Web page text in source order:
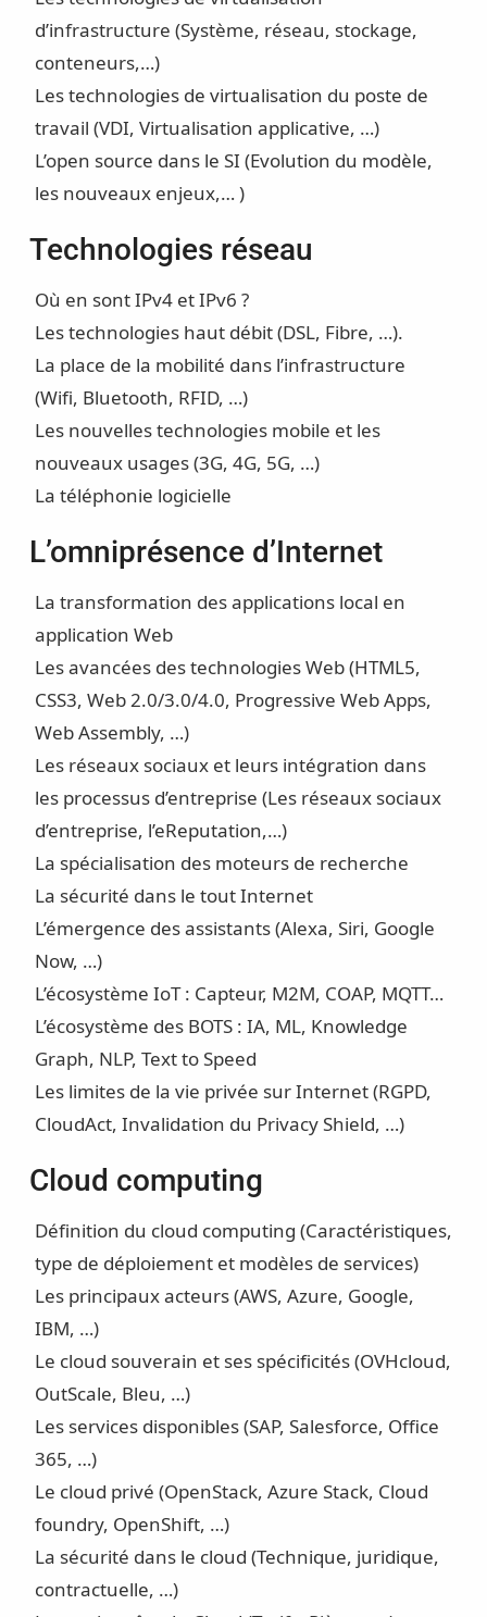
d’infrastructure (Système, réseau, stockage,
conteneurs,…)
Les technologies de virtualisation du poste de
travail (VDI, Virtualisation applicative, …)
L’open source dans le SI (Evolution du modèle,
les nouveaux enjeux,… )
Technologies réseau
Où en sont IPv4 et IPv6 ?
Les technologies haut débit (DSL, Fibre, …).
La place de la mobilité dans l’infrastructure
(Wifi, Bluetooth, RFID, …)
Les nouvelles technologies mobile et les
nouveaux usages (3G, 4G, 5G, …)
La téléphonie logicielle
L’omniprésence d’Internet
La transformation des applications local en
application Web
Les avancées des technologies Web (HTML5,
CSS3, Web 2.0/3.0/4.0, Progressive Web Apps,
Web Assembly, …)
Les réseaux sociaux et leurs intégration dans
les processus d’entreprise (Les réseaux sociaux
d’entreprise, l’eReputation,…)
La spécialisation des moteurs de recherche
La sécurité dans le tout Internet
L’émergence des assistants (Alexa, Siri, Google
Now, …)
L’écosystème IoT : Capteur, M2M, COAP, MQTT…
L’écosystème des BOTS : IA, ML, Knowledge
Graph, NLP, Text to Speed
Les limites de la vie privée sur Internet (RGPD,
CloudAct, Invalidation du Privacy Shield, …)
Cloud computing
Définition du cloud computing (Caractéristiques,
type de déploiement et modèles de services)
Les principaux acteurs (AWS, Azure, Google,
IBM, …)
Le cloud souverain et ses spécificités (OVHcloud,
OutScale, Bleu, …)
Les services disponibles (SAP, Salesforce, Office
365, …)
Le cloud privé (OpenStack, Azure Stack, Cloud
foundry, OpenShift, …)
La sécurité dans le cloud (Technique, juridique,
contractuelle, …)